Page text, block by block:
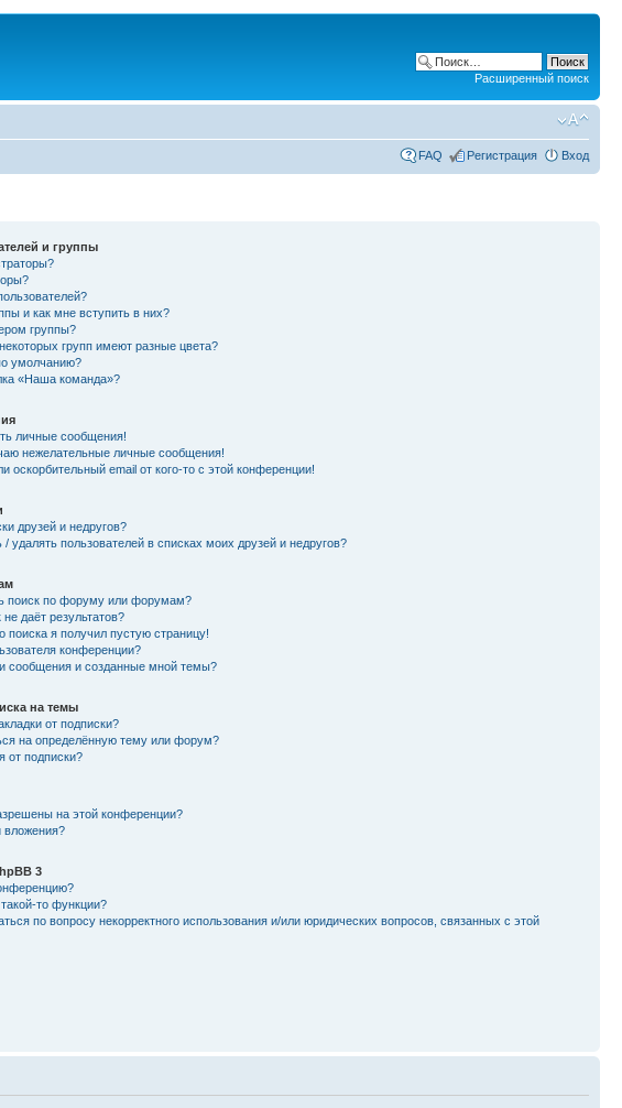
Расширенный поиск
FAQ Регистрация Вход
и группы
и как мне вступить в них?
группы?
групп имеют разные цвета?
умолчанию?
«Наша команда»?
личные сообщения!
нежелательные личные сообщения!
оскорбительный email от кого-то с этой конференции!
друзей и недругов?
/ удалять пользователей в списках моих друзей и недругов?
поиск по форуму или форумам?
даёт результатов?
поиска я получил пустую страницу!
конференции?
сообщения и созданные мной темы?
на темы
от подписки?
на определённую тему или форум?
от подписки?
на этой конференции?
вложения?
3
то функции?
по вопросу некорректного использования и/или юридических вопросов, связанных с этой